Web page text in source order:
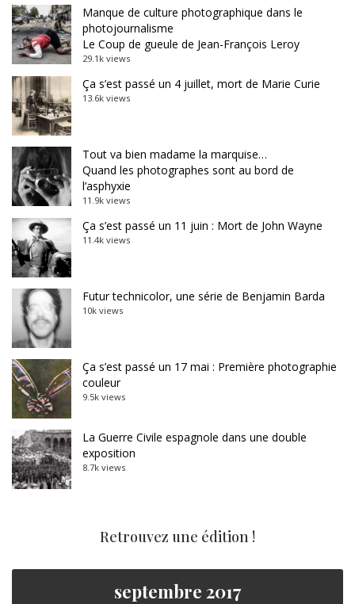
Manque de culture photographique dans le
photojournalisme
Le Coup de gueule de Jean-François Leroy
29.1k views
Ça s’est passé un 4 juillet, mort de Marie Curie
13.6k views
Tout va bien madame la marquise…
Quand les photographes sont au bord de
l’asphyxie
11.9k views
Ça s’est passé un 11 juin : Mort de John Wayne
11.4k views
Futur technicolor, une série de Benjamin Barda
10k views
Ça s’est passé un 17 mai : Première photographie
couleur
9.5k views
La Guerre Civile espagnole dans une double
exposition
8.7k views
Retrouvez une édition !
septembre 2017